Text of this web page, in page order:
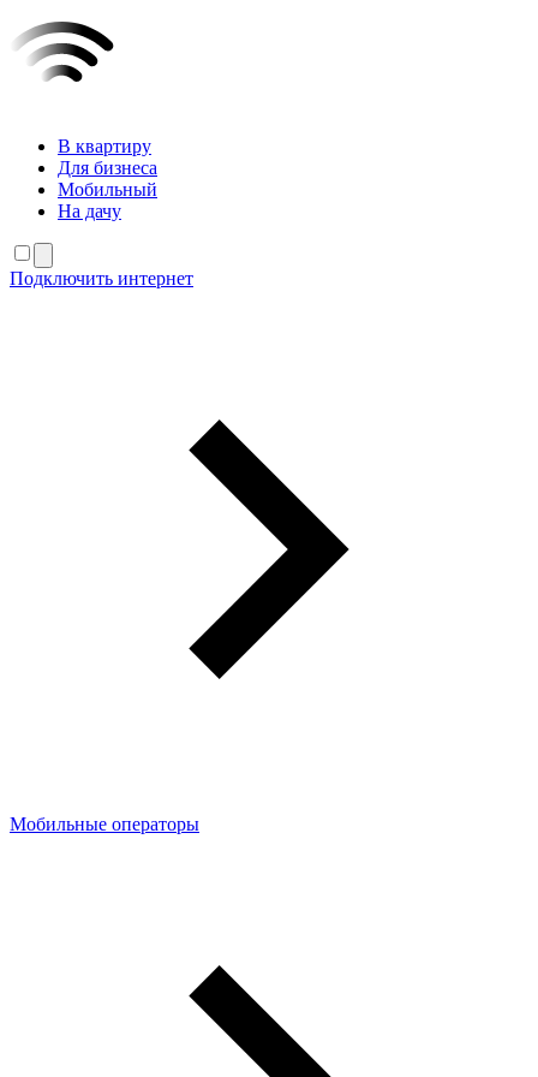
В квартиру
Для бизнеса
Мобильный
На дачу
Подключить интернет
Мобильные операторы